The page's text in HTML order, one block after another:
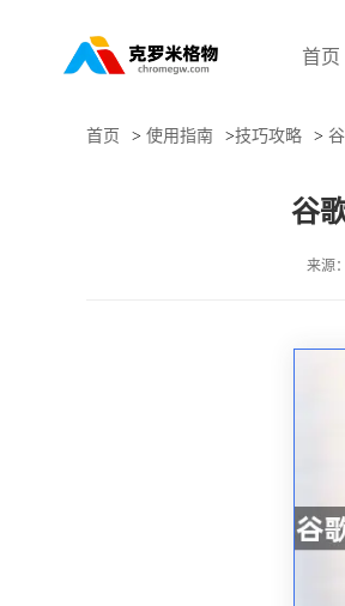
首页
首页 > 使用指南 >技巧攻略 >
谷
来源：